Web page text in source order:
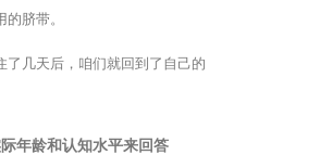
脐带。
了几天后，咱们就回到了自己的
年龄和认知水平来回答